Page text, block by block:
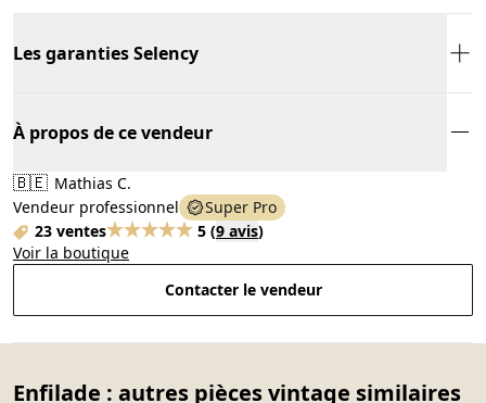
Les garanties Selency
À propos de ce vendeur
🇧🇪 Mathias C.
Vendeur professionnel
Super Pro
23 ventes
5 (9 avis)
Voir la boutique
Contacter le vendeur
Enfilade : autres pièces vintage similaires